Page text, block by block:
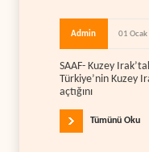
Admin 01
SAAF- Kuzey
Türkiye’nin Kuzey
açtığını
Tümünü Oku